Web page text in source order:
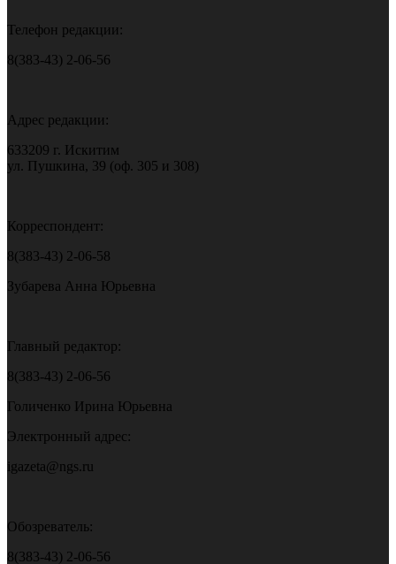
Телефон редакции:
8(383-43) 2-06-56
Адрес редакции:
633209 г. Искитим
ул. Пушкина, 39 (оф. 305 и 308)
Корреспондент:
8(383-43) 2-06-58
Зубарева Анна Юрьевна
Главный редактор:
8(383-43) 2-06-56
Голиченко Ирина Юрьевна
Электронный адрес:
igazeta@ngs.ru
Обозреватель:
8(383-43) 2-06-56